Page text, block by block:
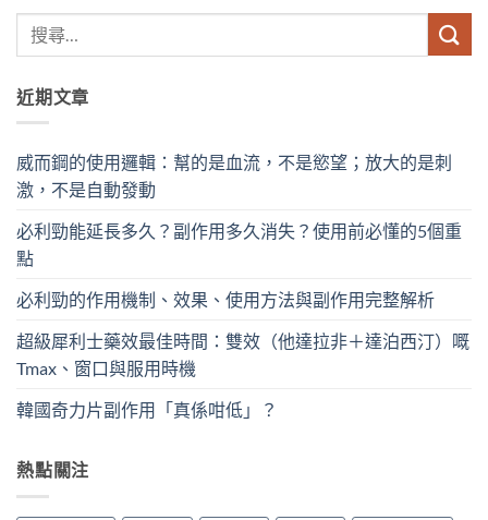
近期文章
威而鋼的使用邏輯：幫的是血流，不是慾望；放大的是刺
激，不是自動發動
必利勁能延長多久？副作用多久消失？使用前必懂的5個重
點
必利勁的作用機制、效果、使用方法與副作用完整解析
超級犀利士藥效最佳時間：雙效（他達拉非＋達泊西汀）嘅
Tmax、窗口與服用時機
韓國奇力片副作用「真係咁低」？
熱點關注